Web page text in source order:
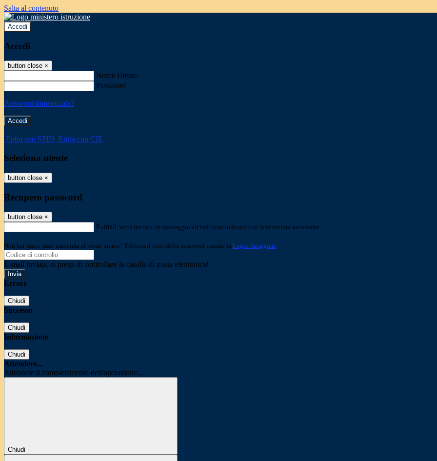
Salta al contenuto
Accedi
Accedi
button close ×
Nome Utente
Password
Password dimenticata?
-
Entra con SPID Entra con CIE
Seleziona utente
button close ×
Recupero password
button close ×
E-mail Verrà inviato un messaggio all'indirizzo indicato con le istruzioni necessarie.
Non hai una e-mail associata al nome utente? Effettua il reset della password tramite la Login Spaggiari
E-mail inviata, si prega di controllare la casella di posta elettronica!
Errore
Chiudi
Successo
Chiudi
Informazione
Chiudi
Attendere...
Attendere il completamento dell'operazione...
Chiudi